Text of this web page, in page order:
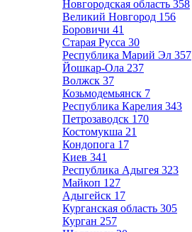
Новгородская область 358
Великий Новгород 156
Боровичи 41
Старая Русса 30
Республика Марий Эл 357
Йошкар-Ола 237
Волжск 37
Козьмодемьянск 7
Республика Карелия 343
Петрозаводск 170
Костомукша 21
Кондопога 17
Киев 341
Республика Адыгея 323
Майкоп 127
Адыгейск 17
Курганская область 305
Курган 257